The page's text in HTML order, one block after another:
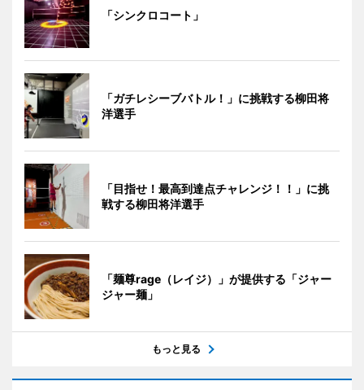
「シンクロコート」
「ガチレシーブバトル！」に挑戦する柳田将
洋選手
「目指せ！最高到達点チャレンジ！！」に挑
戦する柳田将洋選手
「麺尊rage（レイジ）」が提供する「ジャー
ジャー麺」
もっと見る